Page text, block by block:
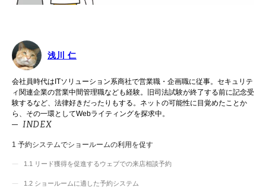
浅川 仁
会社員時代はITソリューション系商社で営業職・企画職に従事。セキュリテ
ィ関連企業の営業中間管理職なども経験。旧司法試験が終了する前に記念受
験するなど、法律好きだったりもする。ネットの可能性に目覚めたことか
ら、その一環としてWebライティングを探求中。
INDEX
1 予約システムでショールームの利用を促す
1.1 リード獲得を促進するウェブでの来店相談予約
1.2 ショールームに適した予約システム